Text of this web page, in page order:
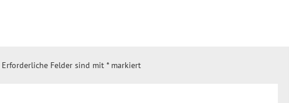
Erforderliche Felder sind mit *markiert